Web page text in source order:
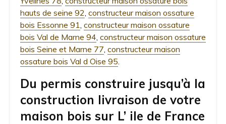
hauts de seine 92 constructeur maison ossature
bois Essonne 91 constructeur maison ossature
bois Val de Marne 94 constructeur maison ossature
bois Seine et Marne 77 constructeur maison
ossature bois Val d Oise 95
Du permis construire jusqu’à la
construction livraison de votre
maison bois sur L’ ile de France